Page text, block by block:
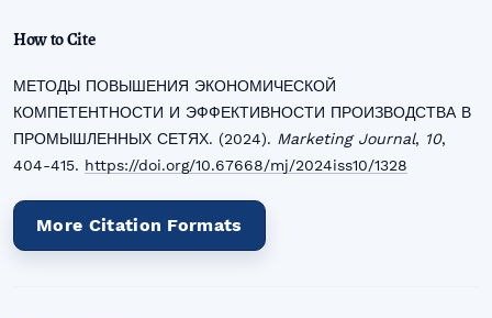
How to Cite
МЕТОДЫ ПОВЫШЕНИЯ ЭКОНОМИЧЕСКОЙ
КОМПЕТЕНТНОСТИ И ЭФФЕКТИВНОСТИ ПРОИЗВОДСТВА В
ПРОМЫШЛЕННЫХ СЕТЯХ. (2024). Marketing Journal, 10,
404-415. https://doi.org/10.67668/mj/2024iss10/1328
More Citation Formats